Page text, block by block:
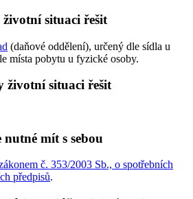
situaci řešit
(daňové oddělení), určený dle sídla u
místa pobytu u fyzické osoby.
životní situaci řešit
mít s sebou
č. 353/2003 Sb., o spotřebních
předpisů.